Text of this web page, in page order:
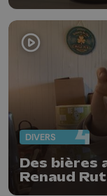
DIVERS
Des bières
Renaud